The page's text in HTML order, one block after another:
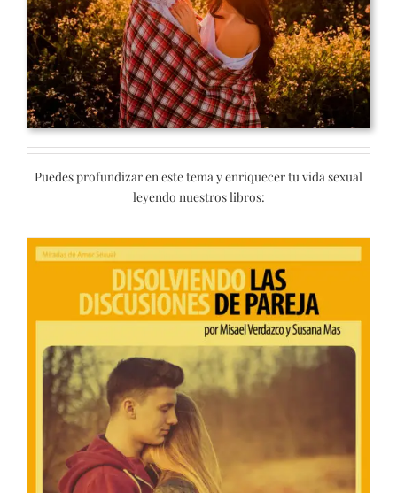
Puedes profundizar en este tema y enriquecer tu vida sexual
leyendo nuestros libros: